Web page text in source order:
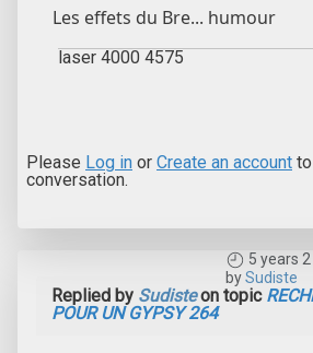
Les effets du Bre... humour
laser 4000 4575
Please Log in or Create an account
conversation.
5 years
bySudiste
Replied by Sudisteon topic
POUR UN GYPSY 264